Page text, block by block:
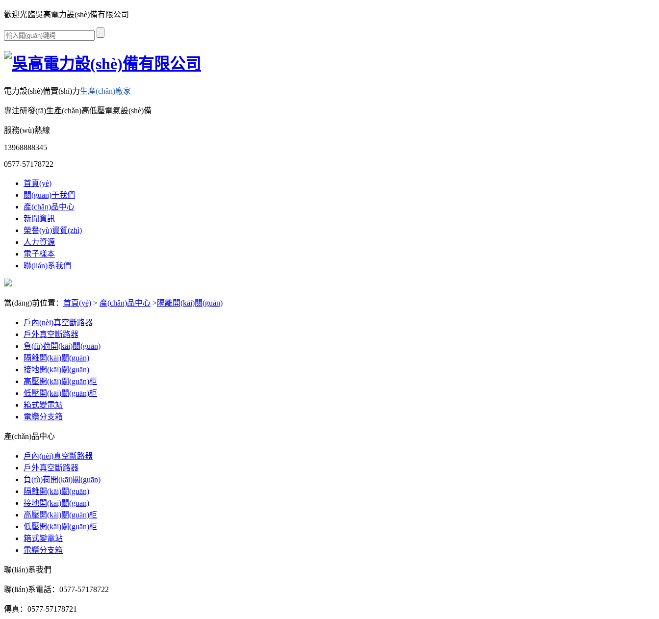
歡迎光臨吳高電力設(shè)備有限公司
電力設(shè)備實(shí)力生產(chǎn)廠家
專注研發(fā)生產(chǎn)高低壓電氣設(shè)備
服務(wù)熱線
13968888345
0577-57178722
首頁(yè)
關(guān)于我們
產(chǎn)品中心
新聞資訊
榮譽(yù)資質(zhì)
人力資源
電子樣本
聯(lián)系我們
當(dāng)前位置： 首頁(yè) > 產(chǎn)品中心 >隔離開(kāi)關(guān)
戶內(nèi)真空斷路器
戶外真空斷路器
負(fù)荷開(kāi)關(guān)
隔離開(kāi)關(guān)
接地開(kāi)關(guān)
高壓開(kāi)關(guān)柜
低壓開(kāi)關(guān)柜
箱式變電站
電纜分支箱
產(chǎn)品中心
戶內(nèi)真空斷路器
戶外真空斷路器
負(fù)荷開(kāi)關(guān)
隔離開(kāi)關(guān)
接地開(kāi)關(guān)
高壓開(kāi)關(guān)柜
低壓開(kāi)關(guān)柜
箱式變電站
電纜分支箱
聯(lián)系我們
聯(lián)系電話：0577-57178722
傳真：0577-57178721